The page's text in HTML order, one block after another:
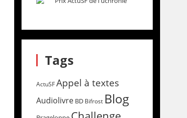
Tags
ActuSF Appel à textes
Audiolivre BD Bifrost Blog